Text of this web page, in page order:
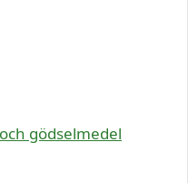
gödselmedel